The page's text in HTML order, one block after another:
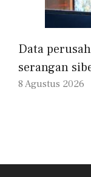
Data
serangan
8 Agustus 2026